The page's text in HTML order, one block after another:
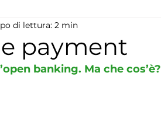
payment
di lettura: 2 min
l’open banking. Ma che cos’è?